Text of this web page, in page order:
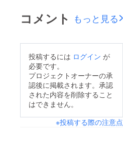
コメント もっと見る
投稿するには ログイン が
必要です。
プロジェクトオーナーの承
認後に掲載されます。承認
された内容を削除すること
はできません。
※投稿する際の注意点